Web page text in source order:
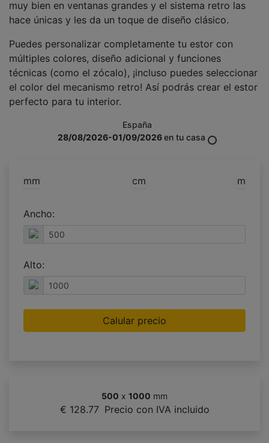
muy bien en ventanas grandes y el sistema retro las
hace únicas y les da un toque de diseño clásico.
Puedes personalizar completamente tu estor con
múltiples colores, diseño adicional y funciones
técnicas (como el zócalo), ¡incluso puedes seleccionar
el color del mecanismo retro! Así podrás crear el estor
perfecto para tu interior.
España
28/08/2026-01/09/2026en tu casa
mm cm m
Ancho:
Alto:
Calular precio
500 x 1000 mm
€ 128.77 Precio con IVA incluido